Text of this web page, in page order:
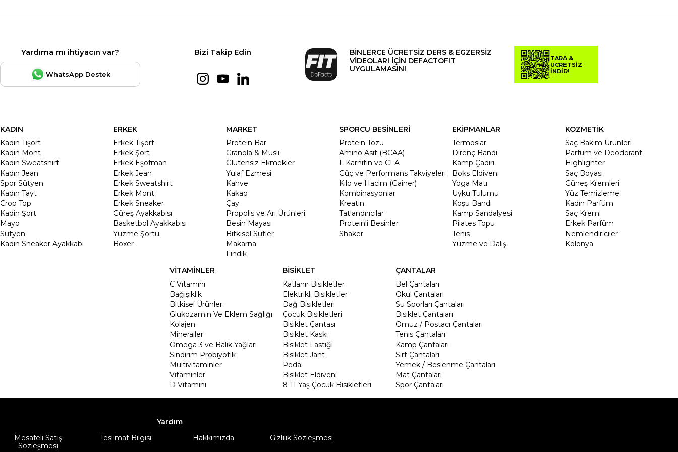
Yardıma mı ihtiyacın var?
WhatsApp Destek
Bizi Takip Edin
BİNLERCE ÜCRETSİZ DERS & EGZERSİZ
VİDEOLARI İÇİN DEFACTOFIT
UYGULAMASINI
TARA &
ÜCRETSİZ
İNDİR!
KADIN
Kadın Tişört
Kadın Mont
Kadın Sweatshirt
Kadın Jean
Spor Sütyen
Kadın Tayt
Crop Top
Kadin Şort
Mayo
Sütyen
Kadın Sneaker Ayakkabı
ERKEK
Erkek Tişört
Erkek Şort
Erkek Eşofman
Erkek Jean
Erkek Sweatshirt
Erkek Mont
Erkek Sneaker
Güreş Ayakkabısı
Basketbol Ayakkabısı
Yüzme Şortu
Boxer
MARKET
Protein Bar
Granola & Müsli
Glutensiz Ekmekler
Yulaf Ezmesi
Kahve
Kakao
Çay
Propolis ve Arı Ürünleri
Besin Mayası
Bitkisel Sütler
Makarna
Fındık
SPORCU BESİNLERİ
Protein Tozu
Amino Asit (BCAA)
L Karnitin ve CLA
Güç ve Performans Takviyeleri
Kilo ve Hacim (Gainer)
Kombinasyonlar
Kreatin
Tatlandırıcılar
Proteinli Besinler
Shaker
EKİPMANLAR
Termoslar
Direnç Bandı
Kamp Çadırı
Boks Eldiveni
Yoga Matı
Uyku Tulumu
Koşu Bandı
Kamp Sandalyesi
Pilates Topu
Tenis
Yüzme ve Dalış
KOZMETİK
Saç Bakım Ürünleri
Parfüm ve Deodorant
Highlighter
Saç Boyası
Güneş Kremleri
Yüz Temizleme
Kadın Parfüm
Saç Kremi
Erkek Parfüm
Nemlendiriciler
Kolonya
VİTAMİNLER
C Vitamini
Bağışıklık
Bitkisel Ürünler
Glukozamin Ve Eklem Sağlığı
Kolajen
Mineraller
Omega 3 ve Balık Yağları
Sindirim Probiyotik
Multivitaminler
Vitaminler
D Vitamini
BİSİKLET
Katlanır Bisikletler
Elektrikli Bisikletler
Dağ Bisikletleri
Çocuk Bisikletleri
Bisiklet Çantası
Bisiklet Kaskı
Bisiklet Lastiği
Bisiklet Jant
Pedal
Bisiklet Eldiveni
8-11 Yaş Çocuk Bisikletleri
ÇANTALAR
Bel Çantaları
Okul Çantaları
Su Sporları Çantaları
Bisiklet Çantaları
Omuz / Postacı Çantaları
Tenis Çantaları
Kamp Çantaları
Sırt Çantaları
Yemek / Beslenme Çantaları
Mat Çantaları
Spor Çantaları
Yardım
Mesafeli Satış
Sözleşmesi
Teslimat Bilgisi Hakkımızda Gizlilik Sözleşmesi